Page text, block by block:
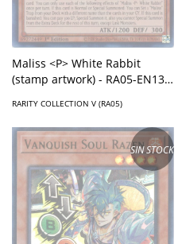
Maliss <P> White Rabbit
(stamp artwork) - RA05-EN136
RARITY COLLECTION V (RA05)
SIN STOCK